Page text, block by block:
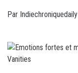
Par Indiechroniquedaily